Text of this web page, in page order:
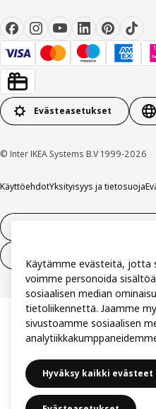
Evästeasetukset
© Inter IKEA Systems B.V 1999-2026
KäyttöehdotYksityisyys ja tietosuoja
Käytämme evästeitä, jotta
voimme personoida
sosiaalisen median
tietoliikennettä. Jaamme
sivustoamme sosiaalisen
Hyväksy kaikki evästeet